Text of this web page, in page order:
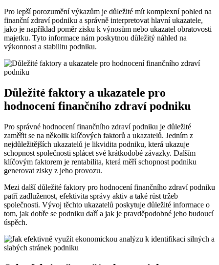
Pro lepší porozumění výkazům je důležité mít komplexní pohled na
finanční zdraví podniku a správně interpretovat hlavní ukazatele,
jako je například poměr zisku k výnosům nebo ukazatel obratovosti
majetku. Tyto informace nám poskytnou důležitý náhled na
výkonnost a stabilitu podniku.
Důležité faktory a ukazatele pro
hodnocení finančního zdraví podniku
Pro správné hodnocení finančního zdraví podniku je důležité
zaměřit se na několik klíčových faktorů a ukazatelů. Jedním z
nejdůležitějších ukazatelů je likvidita podniku, která ukazuje
schopnost společnosti splácet své krátkodobé závazky. Dalším
klíčovým faktorem je rentabilita, která měří schopnost podniku
generovat zisky z jeho provozu.
Mezi další důležité faktory pro hodnocení finančního zdraví podniku
patří zadluženost, efektivita správy aktiv a také růst tržeb
společnosti. Vývoj těchto ukazatelů poskytuje důležité informace o
tom, jak dobře se podniku daří a jak je pravděpodobné jeho budoucí
úspěch.